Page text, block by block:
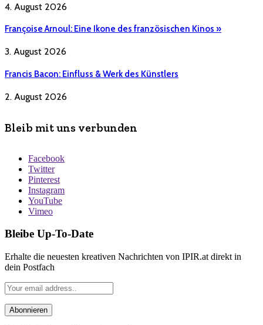
4. August 2026
Françoise Arnoul: Eine Ikone des französischen Kinos »
3. August 2026
Francis Bacon: Einfluss & Werk des Künstlers
2. August 2026
Bleib mit uns verbunden
Facebook
Twitter
Pinterest
Instagram
YouTube
Vimeo
Bleibe Up-To-Date
Erhalte die neuesten kreativen Nachrichten von IPIR.at direkt in
dein Postfach